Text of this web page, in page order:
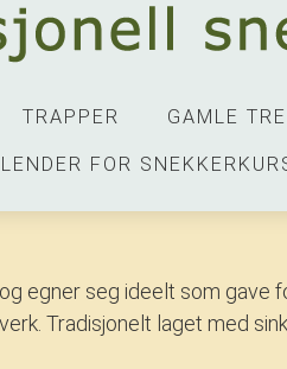
TRAPPER GAMLE
FOR
egner seg ideelt som gave
Tradisjonelt laget med